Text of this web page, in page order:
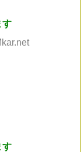
す
す